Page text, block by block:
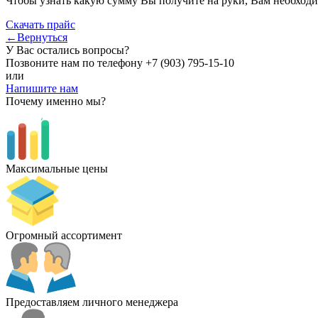
Скачать прайс
←Вернуться
У Вас остались вопросы?
Позвоните нам по телефону +7 (903) 795-15-10
или
Напишите нам
Почему именно мы?
Максимальные цены
Огромный ассортимент
Предоставляем личного менеджера